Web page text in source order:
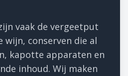
vaak de vergeetput
wijn, conserven die al
kapotte apparaten en
inhoud. Wij maken